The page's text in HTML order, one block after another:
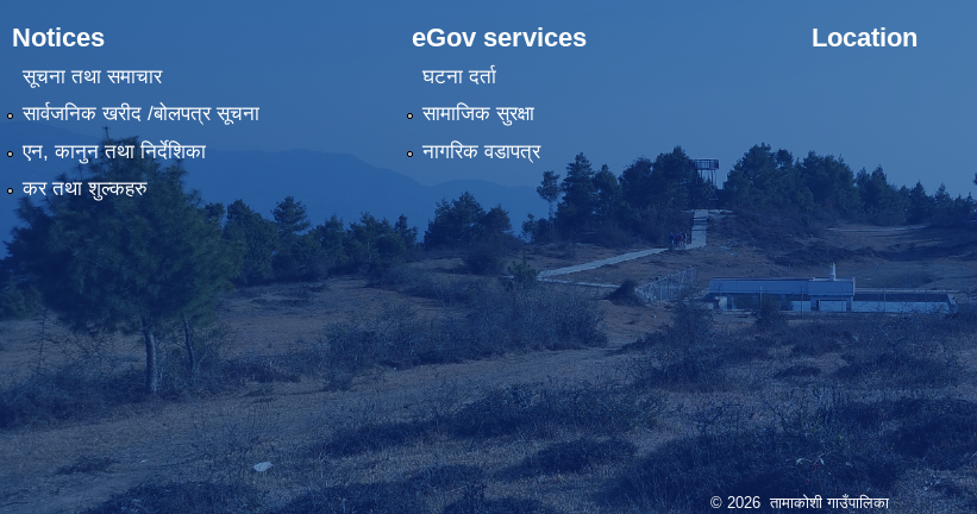
Notices
सूचना तथा समाचार
सार्वजनिक खरीद /बोलपत्र सूचना
एन, कानुन तथा निर्देशिका
कर तथा शुल्कहरु
eGov services
घटना दर्ता
सामाजिक सुरक्षा
नागरिक वडापत्र
Location
© 2026 तामाकोशी गाउँपालिका